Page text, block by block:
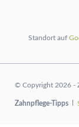
Standort auf
© Copyright 2026 -
Navigation
Zahnpflege-Tipps